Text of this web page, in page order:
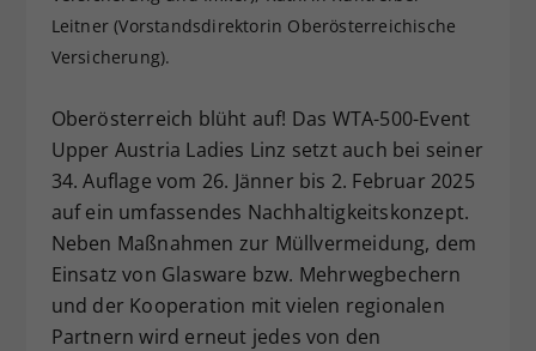
Leitner (Vorstandsdirektorin Oberösterreichische
Versicherung).
Oberösterreich blüht auf! Das WTA-500-Event
Upper Austria Ladies Linz setzt auch bei seiner
34. Auflage vom 26. Jänner bis 2. Februar 2025
auf ein umfassendes Nachhaltigkeitskonzept.
Neben Maßnahmen zur Müllvermeidung, dem
Einsatz von Glasware bzw. Mehrwegbechern
und der Kooperation mit vielen regionalen
Partnern wird erneut jedes von den
Zweck
Dieser Wert speichert Ihre Consent-
historische Speicherung Ihrer
Webseiten-Betreiber dies eingestellt
hat.